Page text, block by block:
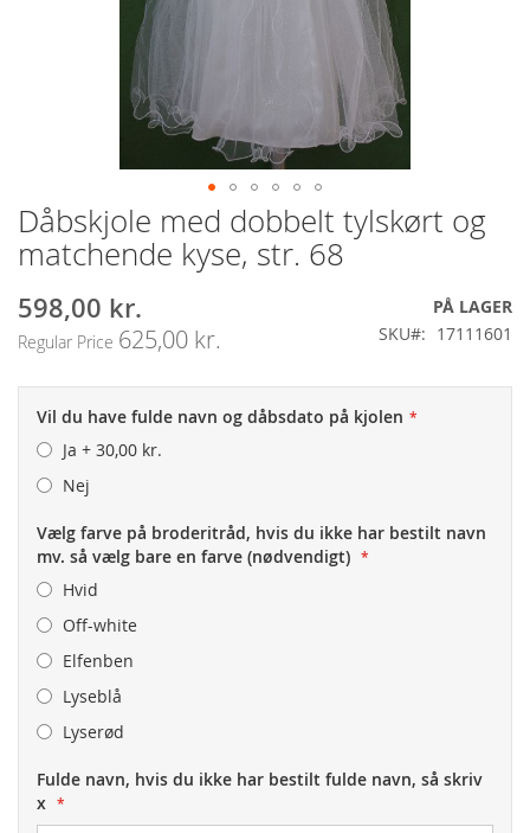
Gå
til
starten
billedgalleriet
Dåbskjole med dobbelt tylskørt og
matchende kyse, str. 68
Special
598,00 kr.
Regular Price 625,00 kr.
PÅ LAGER
SKU
17111601
Vil du have fulde navn og dåbsdato på kjolen
Ja + 30,00 kr.
Nej
Vælg farve på broderitråd, hvis du ikke har bestilt navn
mv. så vælg bare en farve (nødvendigt)
Hvid
Off-white
Elfenben
Lyseblå
Lyserød
Fulde navn, hvis du ikke har bestilt fulde navn, så skriv
x